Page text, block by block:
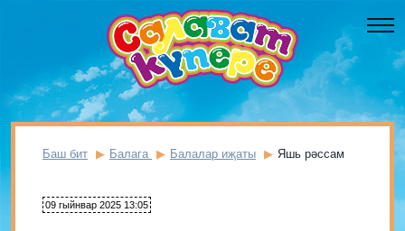
Баш бит Балага Балалар иҗаты Яшь рәссам
09 гыйнвар 2025 13:05